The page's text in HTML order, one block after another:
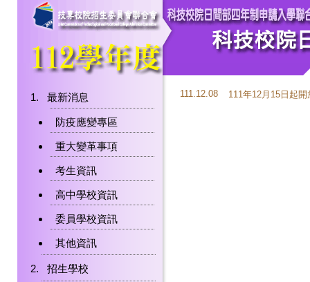
最新消息
防疫應變專區
重大變革事項
考生資訊
高中學校資訊
委員學校資訊
其他資訊
招生學校
111.12.08 111年12月15日起